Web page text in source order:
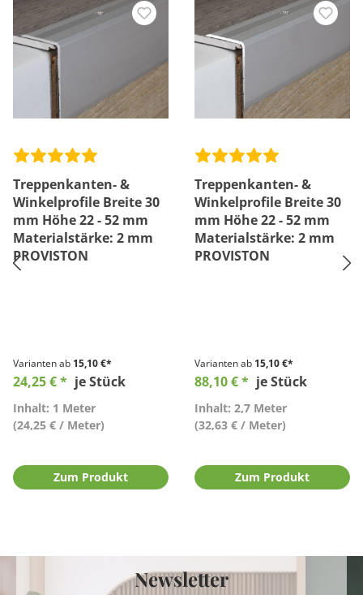
Treppenkanten- &
Winkelprofile Breite 30
mm Höhe 22 - 52 mm
Materialstärke: 2 mm
PROVISTON
Varianten ab 15,10 €*
24,25 € * je Stück
Inhalt: 1 Meter
(24,25 € / Meter)
Zum Produkt
Treppenkanten- &
Winkelprofile Breite 30
mm Höhe 22 - 52 mm
Materialstärke: 2 mm
PROVISTON
Varianten ab 15,10 €*
88,10 € * je Stück
Inhalt: 2,7 Meter
(32,63 € / Meter)
Zum Produkt
Newsletter